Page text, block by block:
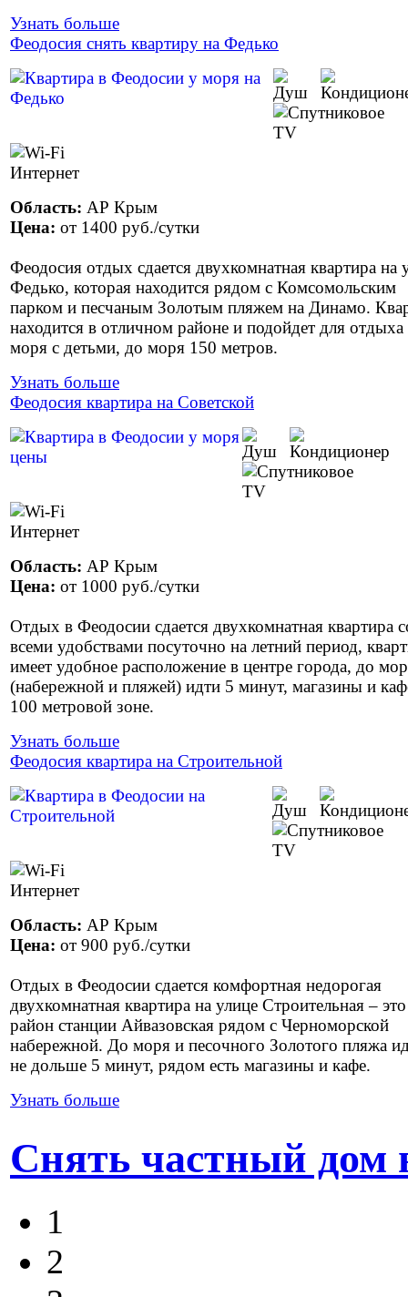
Узнать больше
Феодосия снять квартиру на Федько
Область: АР Крым
Цена: от 1400 руб./сутки
Феодосия отдых сдается двухкомнатная квартира на
Федько, которая находится рядом с Комсомольским
парком и песчаным Золотым пляжем на Динамо.
находится в отличном районе и подойдет для отдыха
моря с детьми, до моря 150 метров.
Узнать больше
Феодосия квартира на Советской
Область: АР Крым
Цена: от 1000 руб./сутки
Отдых в Феодосии сдается двухкомнатная квартира
всеми удобствами посуточно на летний период,
имеет удобное расположение в центре города, до
(набережной и пляжей) идти 5 минут, магазины и
100 метровой зоне.
Узнать больше
Феодосия квартира на Строительной
Область: АР Крым
Цена: от 900 руб./сутки
Отдых в Феодосии сдается комфортная недорогая
двухкомнатная квартира на улице Строительная – это
район станции Айвазовская рядом с Черноморской
набережной. До моря и песочного Золотого пляжа
не дольше 5 минут, рядом есть магазины и кафе.
Узнать больше
Снять частный дом
1
2